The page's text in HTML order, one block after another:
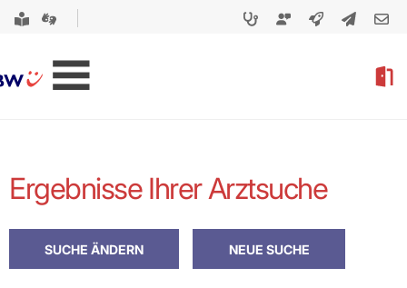
Ergebnisse Ihrer Arztsuche